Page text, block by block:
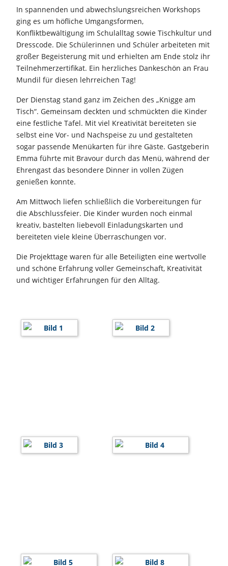
In spannenden und abwechslungsreichen Workshops
ging es um höfliche Umgangsformen,
Konfliktbewältigung im Schulalltag sowie Tischkultur und
Dresscode. Die Schülerinnen und Schüler arbeiteten mit
großer Begeisterung mit und erhielten am Ende stolz ihr
Teilnehmerzertifikat. Ein herzliches Dankeschön an Frau
Mundil für diesen lehrreichen Tag!
Der Dienstag stand ganz im Zeichen des „Knigge am
Tisch“. Gemeinsam deckten und schmückten die Kinder
eine festliche Tafel. Mit viel Kreativität bereiteten sie
selbst eine Vor- und Nachspeise zu und gestalteten
sogar passende Menükarten für ihre Gäste. Gastgeberin
Emma führte mit Bravour durch das Menü, während der
Ehrengast das besondere Dinner in vollen Zügen
genießen konnte.
Am Mittwoch liefen schließlich die Vorbereitungen für
die Abschlussfeier. Die Kinder wurden noch einmal
kreativ, bastelten liebevoll Einladungskarten und
bereiteten viele kleine Überraschungen vor.
Die Projekttage waren für alle Beteiligten eine wertvolle
und schöne Erfahrung voller Gemeinschaft, Kreativität
und wichtiger Erfahrungen für den Alltag.